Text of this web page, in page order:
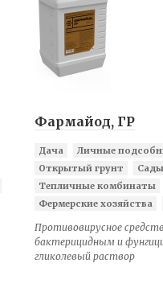
Фармайод, ГР
Дача
Личные
Открытый грунт
Сады
Тепличные комбинаты
Фермерские хозяйства
Противовирусное
бактерицидным и
гликолевый раствор